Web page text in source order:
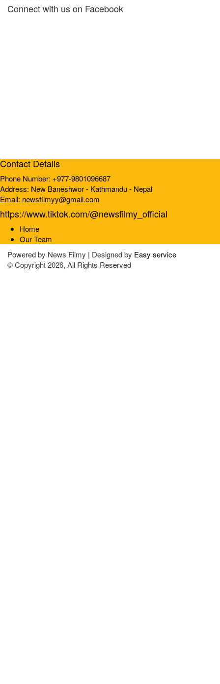
Connect with us on Facebook
Contact Details
Phone Number: +977-9801096687
Address: New Baneshwor - Kathmandu - Nepal
Email: newsfilmyy@gmail.com
https://www.tiktok.com/@newsfilmy_official
Home
Our Team
Powered by News Filmy | Designed by Easy service
© Copyright 2026, All Rights Reserved